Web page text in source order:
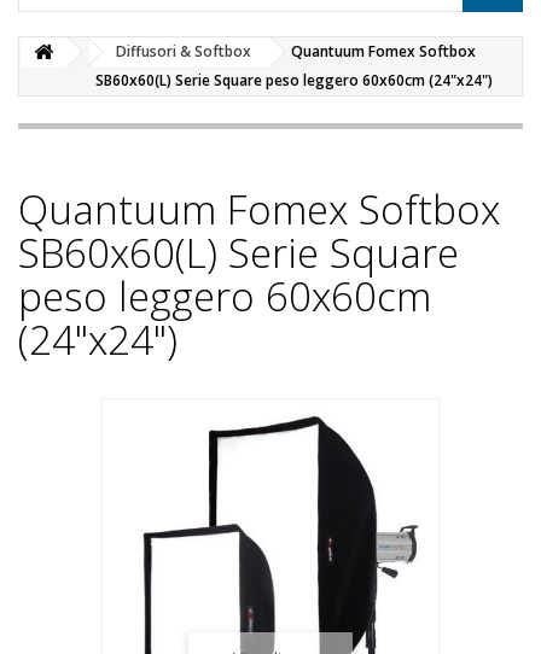
Diffusori & Softbox
Quantuum Fomex Softbox
SB60x60(L) Serie Square peso leggero 60x60cm (24"x24")
Quantuum Fomex Softbox
SB60x60(L) Serie Square
peso leggero 60x60cm
(24"x24")